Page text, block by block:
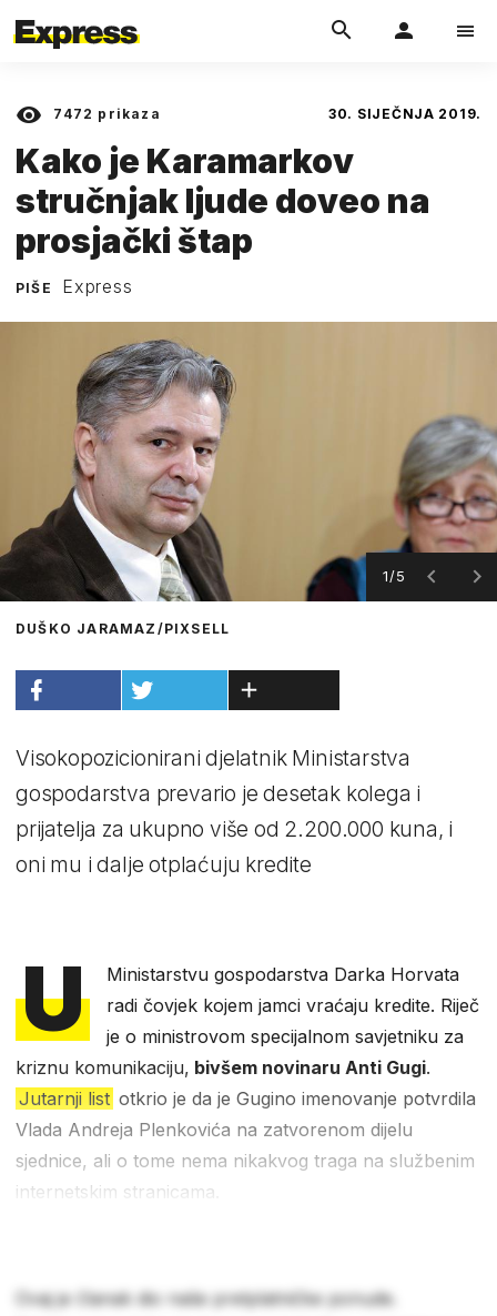
7472 prikaza 30. SIJEČNJA 2019.
Kako je Karamarkov
stručnjak ljude doveo na
prosjački štap
PIŠE Express
1/5
DUŠKO JARAMAZ/PIXSELL
Visokopozicionirani djelatnik Ministarstva
gospodarstva prevario je desetak kolega i
prijatelja za ukupno više od 2.200.000 kuna, i
oni mu i dalje otplaćuju kredite
U
Ministarstvu gospodarstva Darka Horvata
radi čovjek kojem jamci vraćaju kredite. Riječ
je o ministrovom specijalnom savjetniku za
kriznu komunikaciju, bivšem novinaru Anti Gugi.
Jutarnji list otkrio je da je Gugino imenovanje potvrdila
Vlada Andreja Plenkovića na zatvorenom dijelu
sjednice, ali o tome nema nikakvog traga na službenim
internetskim stranicama.
Ovaj je članak dio naše pretplatničke ponude.